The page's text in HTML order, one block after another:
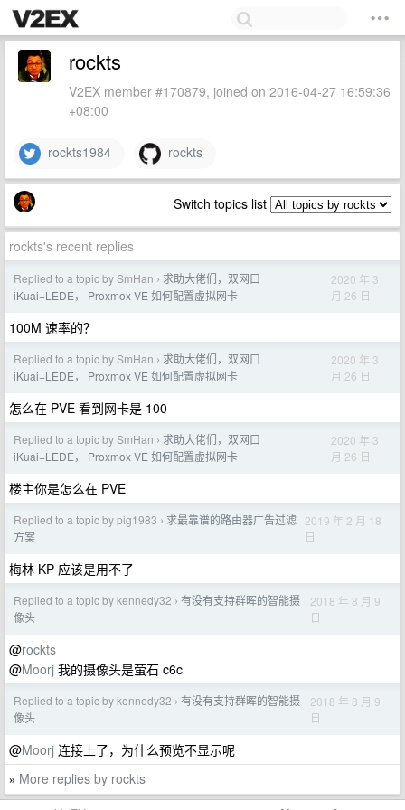
rockts
V2EX member #170879, joined on 2016-04-27 16:59:36
+08:00
rockts1984 rockts
Switch topics list
rockts's recent replies
Replied to a topic by SmHan › 求助大佬们，双网口
iKuai+LEDE， Proxmox VE 如何配置虚拟网卡
2020 年 3
月 26 日
100M 速率的？
Replied to a topic by SmHan › 求助大佬们，双网口
iKuai+LEDE， Proxmox VE 如何配置虚拟网卡
2020 年 3
月 26 日
怎么在 PVE 看到网卡是 100
Replied to a topic by SmHan › 求助大佬们，双网口
iKuai+LEDE， Proxmox VE 如何配置虚拟网卡
2020 年 3
月 26 日
楼主你是怎么在 PVE
Replied to a topic by pig1983 › 求最靠谱的路由器广告过滤
方案
2019 年 2 月 18
日
梅林 KP 应该是用不了
Replied to a topic by kennedy32 › 有没有支持群晖的智能摄
像头
2018 年 8 月 9
日
@rockts
@Moorj 我的摄像头是萤石 c6c
Replied to a topic by kennedy32 › 有没有支持群晖的智能摄
像头
2018 年 8 月 9
日
@Moorj 连接上了，为什么预览不显示呢
» More replies by rockts